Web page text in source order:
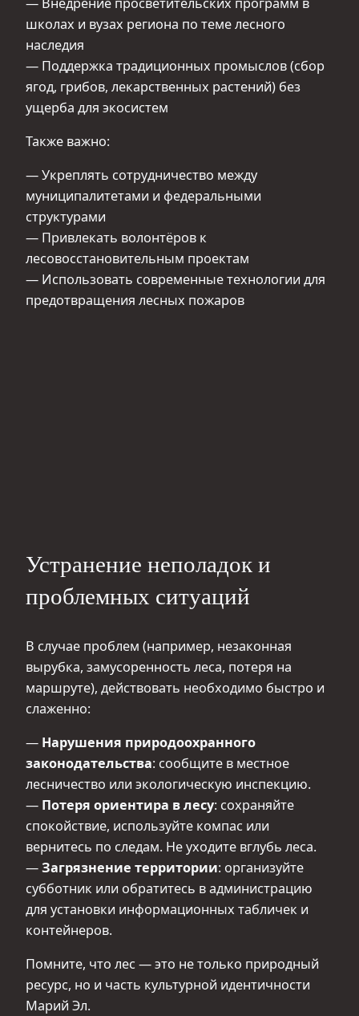
школах и вузах региона по теме лесного
наследия
— Поддержка традиционных промыслов (сбор
ягод, грибов, лекарственных растений) без
ущерба для экосистем
Также важно:
— Укреплять сотрудничество между
муниципалитетами и федеральными
структурами
— Привлекать волонтёров к
лесовосстановительным проектам
— Использовать современные технологии для
предотвращения лесных пожаров
Устранение неполадок и
проблемных ситуаций
В случае проблем (например, незаконная
вырубка, замусоренность леса, потеря на
маршруте), действовать необходимо быстро и
слаженно:
— Нарушения природоохранного
законодательства: сообщите в местное
лесничество или экологическую инспекцию.
— Потеря ориентира в лесу: сохраняйте
спокойствие, используйте компас или
вернитесь по следам. Не уходите вглубь леса.
—Загрязнение территории: организуйте
субботник или обратитесь в администрацию
для установки информационных табличек и
контейнеров.
Помните, что лес — это не только природный
ресурс, но и часть культурной идентичности
Марий Эл.